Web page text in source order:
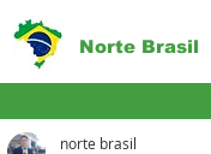
Norte Brasil
norte brasil